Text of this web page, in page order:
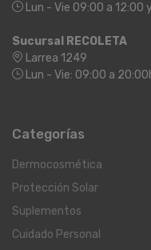
Lun - Vie 09:00 a 12:00
Sucursal RECOLETA
Larrea 1249
Lun - Vie: 09:00 a
Categorías
Dermocosmética
Protección Solar
Suplementos
Cuidado Personal